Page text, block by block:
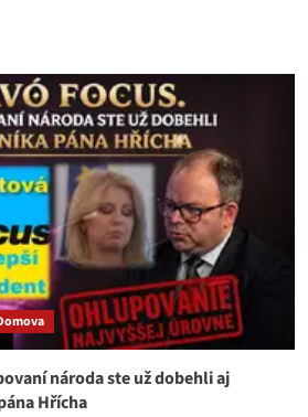
národa ste už dobehli aj
Hřícha